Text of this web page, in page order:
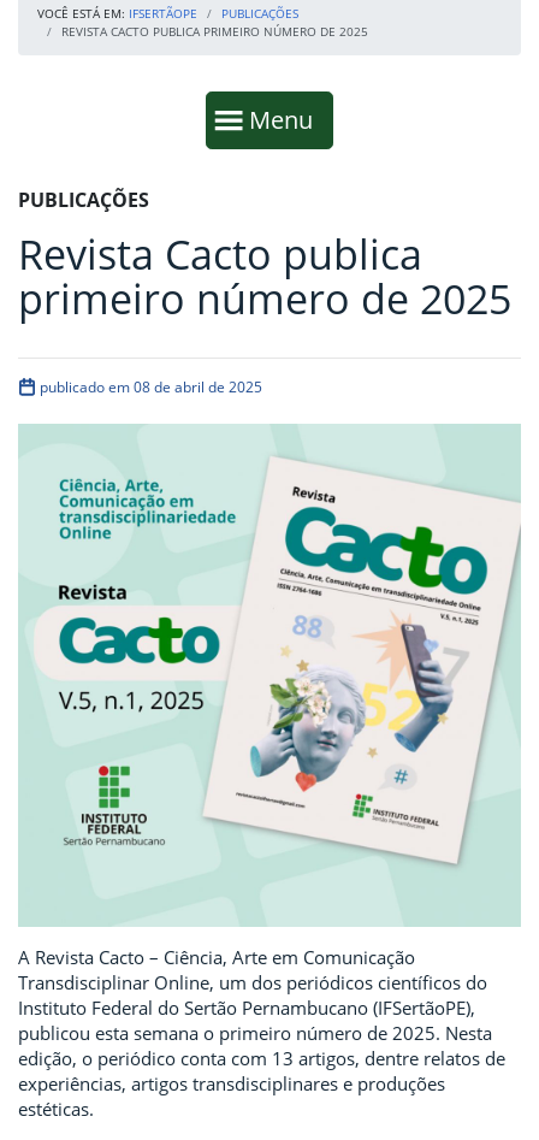
VOCÊ ESTÁ EM: IFSERTÃOPE
PUBLICAÇÕES
REVISTA CACTO PUBLICA PRIMEIRO NÚMERO DE 2025
Mostrar
Menu
Fim da navegação
Início do conteúdo
PUBLICAÇÕES
Revista Cacto publica
primeiro número de 2025
publicado em 08 de abril de 2025
A Revista Cacto – Ciência, Arte em Comunicação
Transdisciplinar Online, um dos periódicos científicos do
Instituto Federal do Sertão Pernambucano (IFSertãoPE),
publicou esta semana o primeiro número de 2025. Nesta
edição, o periódico conta com 13 artigos, dentre relatos de
experiências, artigos transdisciplinares e produções
estéticas.